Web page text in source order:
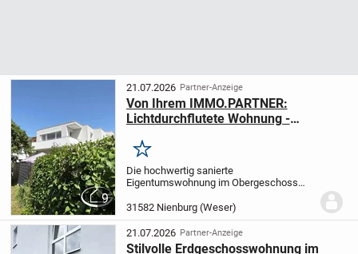
9
21.07.2026 Partner-Anzeige
Von Ihrem IMMO.PARTNER:
Lichtdurchflutete Wohnung -
Modernisierung
Merken
Die hochwertig sanierte
Eigentumswohnung im Obergeschoss
geschnittenen Wohnräumen und einer
gelungenen Raumaufteilung. Der
weitläufige Wohnbereich mit Zugang
zum...
31582 Nienburg (Weser)
21.07.2026 Partner-Anzeige
Stilvolle Erdgeschosswohnung im